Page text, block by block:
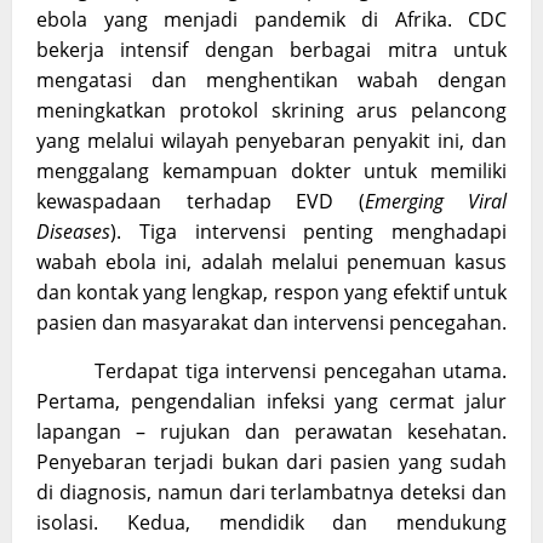
ebola yang menjadi pandemik di Afrika. CDC
bekerja intensif dengan berbagai mitra untuk
mengatasi dan menghentikan wabah dengan
meningkatkan protokol skrining arus pelancong
yang melalui wilayah penyebaran penyakit ini, dan
menggalang kemampuan dokter untuk memiliki
kewaspadaan terhadap EVD (Emerging Viral
Diseases). Tiga intervensi penting menghadapi
wabah ebola ini, adalah melalui penemuan kasus
dan kontak yang lengkap, respon yang efektif untuk
pasien dan masyarakat dan intervensi pencegahan.
Terdapat tiga intervensi pencegahan utama.
Pertama, pengendalian infeksi yang cermat jalur
lapangan – rujukan dan perawatan kesehatan.
Penyebaran terjadi bukan dari pasien yang sudah
di diagnosis, namun dari terlambatnya deteksi dan
isolasi. Kedua, mendidik dan mendukung